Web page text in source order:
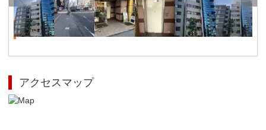
アクセスマップ